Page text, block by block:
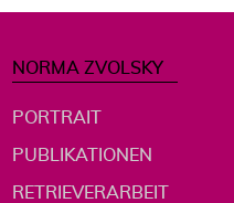
NORMA ZVOLSKY
PORTRAIT
PUBLIKATIONEN
RETRIEVERARBEIT